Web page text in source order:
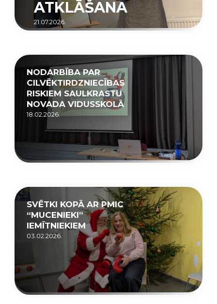
ATKLĀŠANA
21.07.2026.
NODARBĪBA PAR
CILVĒKTIRDZNIECĪBAS
RISKIEM SAULKRASTU
NOVADA VIDUSSKOLĀ
18.02.2026.
SVĒTKI KOPĀ AR PMIC
“MUCENIEKI”
IEMĪTNIEKIEM
03.02.2026.